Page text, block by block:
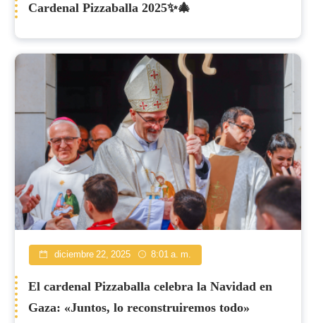
Cardenal Pizzaballa 2025✨🎄
diciembre 22, 2025 8:01 a. m.
El cardenal Pizzaballa celebra la Navidad en
Gaza: «Juntos, lo reconstruiremos todo»